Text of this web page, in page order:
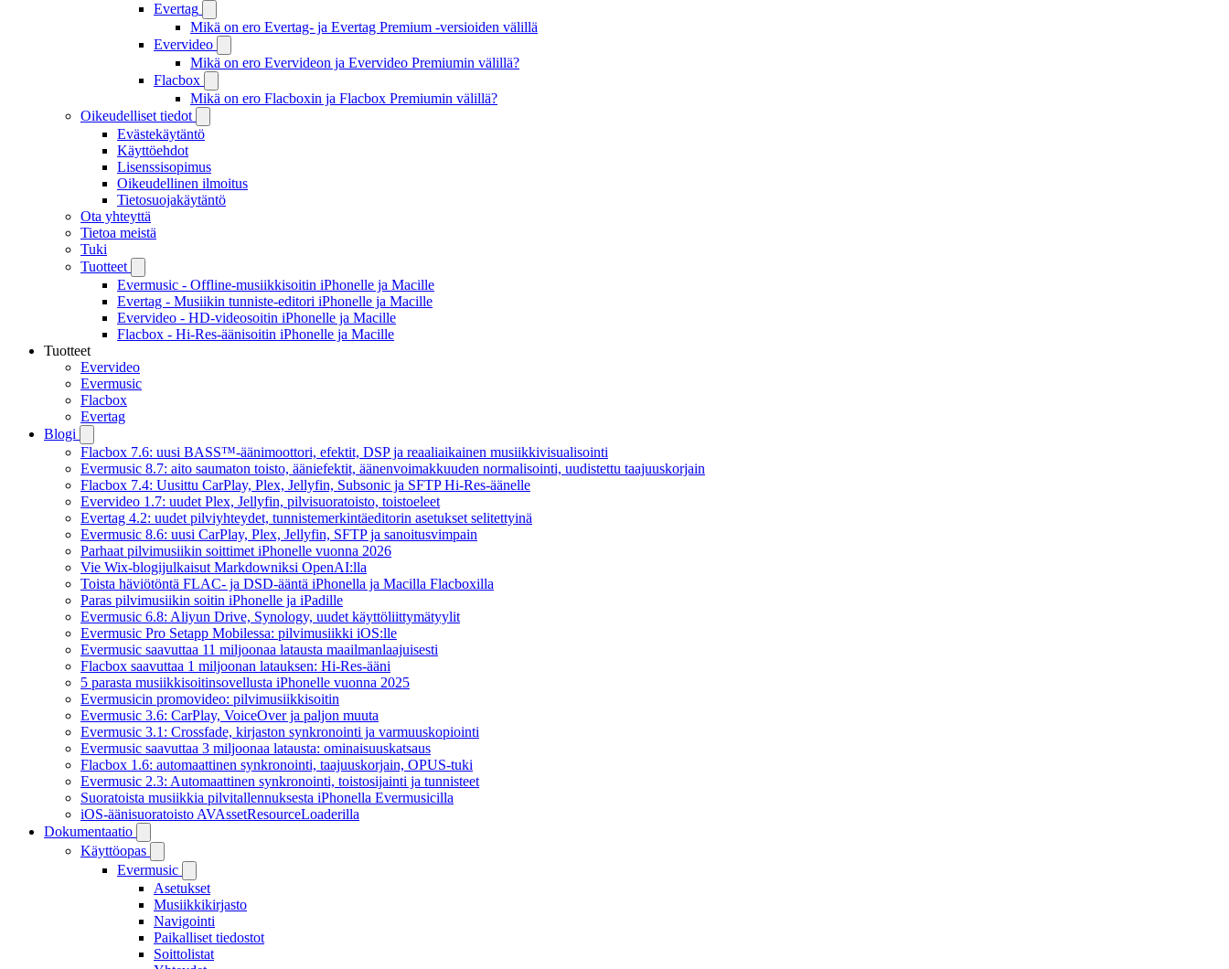
Evertag
Mikä on ero Evertag- ja Evertag Premium -versioiden välillä
Evervideo
Mikä on ero Evervideon ja Evervideo Premiumin välillä?
Flacbox
Mikä on ero Flacboxin ja Flacbox Premiumin välillä?
Oikeudelliset tiedot
Evästekäytäntö
Käyttöehdot
Lisenssisopimus
Oikeudellinen ilmoitus
Tietosuojakäytäntö
Ota yhteyttä
Tietoa meistä
Tuki
Tuotteet
Evermusic - Offline-musiikkisoitin iPhonelle ja Macille
Evertag - Musiikin tunniste-editori iPhonelle ja Macille
Evervideo - HD-videosoitin iPhonelle ja Macille
Flacbox - Hi-Res-äänisoitin iPhonelle ja Macille
Tuotteet
Evervideo
Evermusic
Flacbox
Evertag
Blogi
Flacbox 7.6: uusi BASS™-äänimoottori, efektit, DSP ja reaaliaikainen musiikkivisualisointi
Evermusic 8.7: aito saumaton toisto, ääniefektit, äänenvoimakkuuden normalisointi, uudistettu taajuuskorjain
Flacbox 7.4: Uusittu CarPlay, Plex, Jellyfin, Subsonic ja SFTP Hi-Res-äänelle
Evervideo 1.7: uudet Plex, Jellyfin, pilvisuoratoisto, toistoeleet
Evertag 4.2: uudet pilviyhteydet, tunnistemerkintäeditorin asetukset selitettyinä
Evermusic 8.6: uusi CarPlay, Plex, Jellyfin, SFTP ja sanoitusvimpain
Parhaat pilvimusiikin soittimet iPhonelle vuonna 2026
Vie Wix-blogijulkaisut Markdowniksi OpenAI:lla
Toista häviötöntä FLAC- ja DSD-ääntä iPhonella ja Macilla Flacboxilla
Paras pilvimusiikin soitin iPhonelle ja iPadille
Evermusic 6.8: Aliyun Drive, Synology, uudet käyttöliittymätyylit
Evermusic Pro Setapp Mobilessa: pilvimusiikki iOS:lle
Evermusic saavuttaa 11 miljoonaa latausta maailmanlaajuisesti
Flacbox saavuttaa 1 miljoonan latauksen: Hi-Res-ääni
5 parasta musiikkisoitinsovellusta iPhonelle vuonna 2025
Evermusicin promovideo: pilvimusiikkisoitin
Evermusic 3.6: CarPlay, VoiceOver ja paljon muuta
Evermusic 3.1: Crossfade, kirjaston synkronointi ja varmuuskopiointi
Evermusic saavuttaa 3 miljoonaa latausta: ominaisuuskatsaus
Flacbox 1.6: automaattinen synkronointi, taajuuskorjain, OPUS-tuki
Evermusic 2.3: Automaattinen synkronointi, toistosijainti ja tunnisteet
Suoratoista musiikkia pilvitallennuksesta iPhonella Evermusicilla
iOS-äänisuoratoisto AVAssetResourceLoaderilla
Dokumentaatio
Käyttöopas
Evermusic
Asetukset
Musiikkikirjasto
Navigointi
Paikalliset tiedostot
Soittolistat